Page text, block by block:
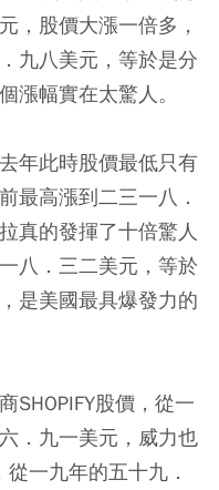
，股價大漲一倍多，
九八美元，等於是分
漲幅實在太驚人。
年此時股價最低只有
最高漲到二三一八．
真的發揮了十倍驚人
八．三二美元，等於
是美國最具爆發力的
SHOPIFY股價，從一
．九一美元，威力也
一九年的五十九．